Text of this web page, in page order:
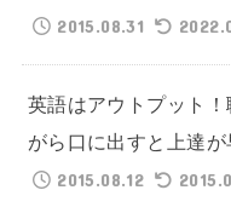
2015.08.31
英語はアウトプット
がら口に出すと上達が
2015.08.12